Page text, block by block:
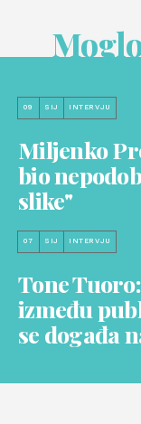
09 SIJ INTERVJU
Miljenko
bio
slike"
07 SIJ INTERVJU
Tone
između
se događa